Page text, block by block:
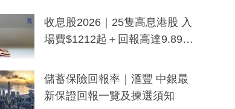
y及香港限定特調系列
收息股2026｜25隻高息港股 入
場費$1212起＋回報高達9.89
儲蓄保險回報率｜滙豐 中銀最
新保證回報一覽及揀選須知